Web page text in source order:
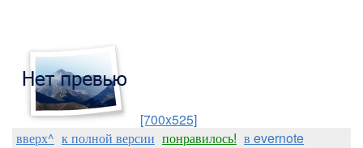
[700x525]
вверх^ к полной версии понравилось! в evernote